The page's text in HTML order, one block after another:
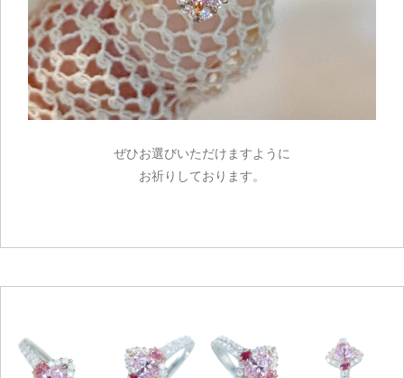
ぜひお選びいただけますように
お祈りしております。